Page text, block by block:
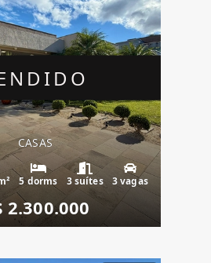
CASAS
5 dorms 3 suítes 3 vagas
2.300.000